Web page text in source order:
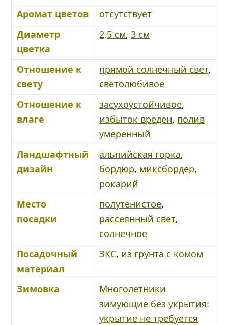
Аромат цветов
отсутствует
Диаметр
цветка
2,5 см,3 см
Отношение к
свету
прямой солнечный свет,
светолюбивое
Отношение к
влаге
засухоустойчивое,
избыток вреден, полив
умеренный
Ландшафтный
дизайн
альпийская горка,
бордюр, миксбордер,
рокарий
Место
посадки
полутенистое,
рассеянный свет,
солнечное
Посадочный
материал
ЗКС, из грунта с комом
Зимовка
Многолетники
зимующие без укрытия:
укрытие не требуется